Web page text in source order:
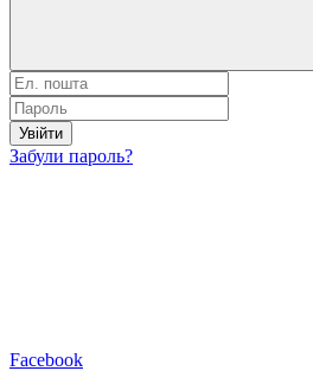
Увійти
Забули пароль?
Facebook